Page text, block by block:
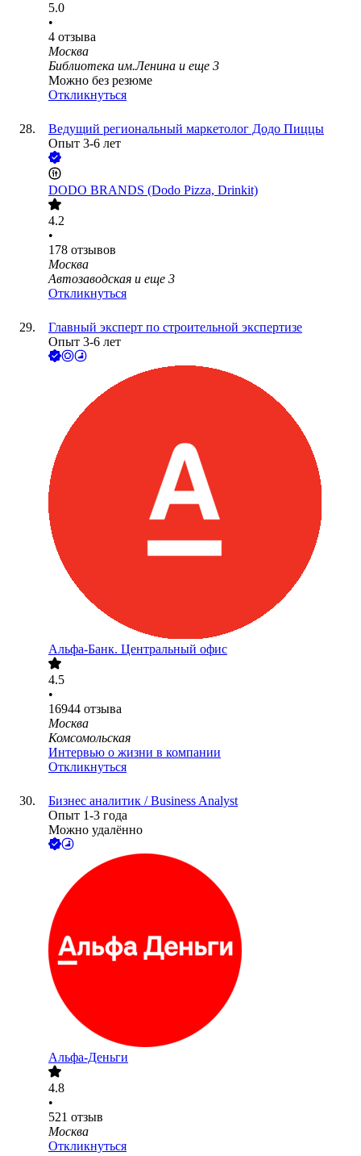
5.0
•
4 отзыва
Москва
Библиотека им.Ленина и еще 3
Можно без резюме
Откликнуться
Ведущий региональный маркетолог Додо Пиццы
Опыт 3-6 лет
DODO BRANDS (Dodo Pizza, Drinkit)
4.2
•
178 отзывов
Москва
Автозаводская и еще 3
Откликнуться
Главный эксперт по строительной экспертизе
Опыт 3-6 лет
Альфа-Банк. Центральный офис
4.5
•
16944 отзыва
Москва
Комсомольская
Интервью о жизни в компании
Откликнуться
Бизнес аналитик / Business Analyst
Опыт 1-3 года
Можно удалённо
Альфа-Деньги
4.8
•
521 отзыв
Москва
Откликнуться